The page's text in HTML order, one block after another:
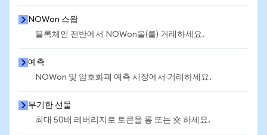
NOWon 스왑
블록체인 전반에서 NOWon을(를) 거래하세요.
예측
NOWon 및 암호화폐 예측 시장에서 거래하세요.
무기한 선물
최대 50배 레버리지로 토큰을 롱 또는 숏 하세요.